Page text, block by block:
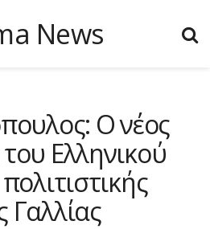
Ο νέος
Ελληνικού
Γαλλίας